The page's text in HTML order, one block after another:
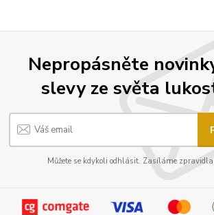
Nepropásněte
slevy ze světa
Můžete se kdykoli odhlásit. Zasíláme